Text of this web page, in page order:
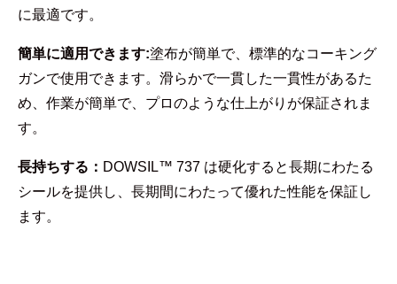
に最適です。
簡単に適用できます:塗布が簡単で、標準的なコーキング
ガンで使用できます。滑らかで一貫した一貫性があるた
め、作業が簡単で、プロのような仕上がりが保証されま
す。
長持ちする： DOWSIL™ 737 は硬化すると長期にわたる
シールを提供し、長期間にわたって優れた性能を保証し
ます。